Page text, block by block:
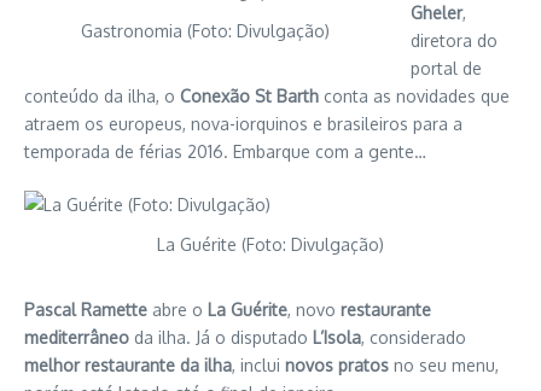
Gastronomia (Foto: Divulgação)
Gheler,
diretora do
portal de
conteúdo da ilha, o Conexão St Barth conta as novidades que
atraem os europeus, nova-iorquinos e brasileiros para a
temporada de férias 2016. Embarque com a gente…
La Guérite (Foto: Divulgação)
Pascal Ramette abre o La Guérite, novo restaurante
mediterrâneo da ilha. Já o disputado L’Isola, considerado
melhor restaurante da ilha, inclui novos pratos no seu menu,